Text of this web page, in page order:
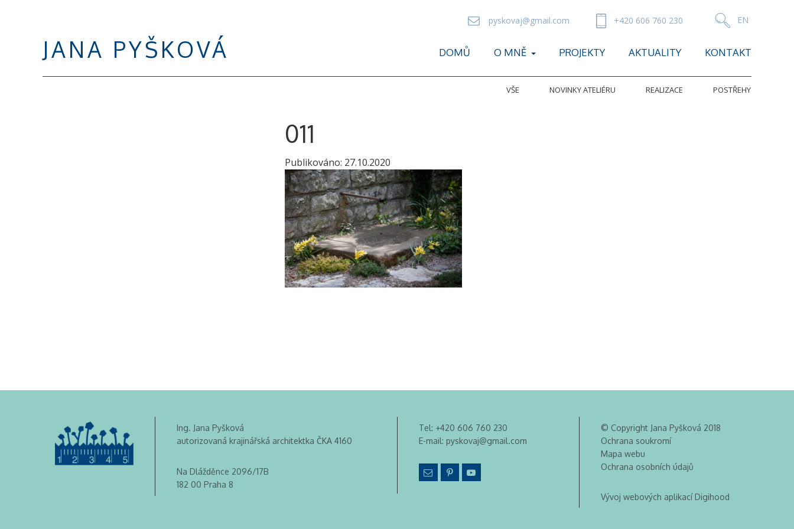
JANA PYŠKOVÁ
pyskovaj@gmail.com +420 606 760 230
DOMŮ O MNĚ PROJEKTY AKTUALITY KONTAKT
VŠE NOVINKY ATELIÉRU REALIZACE POSTŘEHY
011
Publikováno: 27.10.2020
Ing. Jana Pyšková
autorizovaná krajinářská architektka ČKA 4160
Na Dlážděnce 2096/17B
182 00 Praha 8
Tel: +420 606 760 230
E-mail: pyskovaj@gmail.com
© Copyright Jana Pyšková 2018
Ochrana soukromí
Mapa webu
Ochrana osobních údajů
Vývoj webových aplikací Digihood